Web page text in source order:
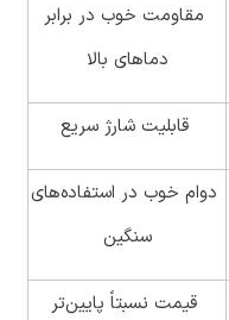
مقاومت خوب در برابر
دماهای بالا
قابلیت شارژ سریع
دوام خوب در استفاده‌های
سنگین
قیمت نسبتاً پایین‌تر